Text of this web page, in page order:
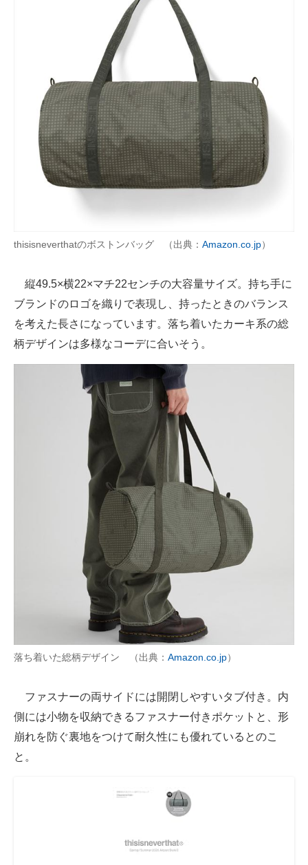
thisisneverthatのボストンバッグ （出典： Amazon.co.jp）
縦49.5×横22×マチ22センチの大容量サイズ。持ち手に
ブランドのロゴを織りで表現し、持ったときのバランス
を考えた長さになっています。落ち着いたカーキ系の総
柄デザインは多様なコーデに合いそう。
落ち着いた総柄デザイン （出典： Amazon.co.jp）
ファスナーの両サイドには開閉しやすいタブ付き。内
側には小物を収納できるファスナー付きポケットと、形
崩れを防ぐ裏地をつけて耐久性にも優れているとのこ
と。